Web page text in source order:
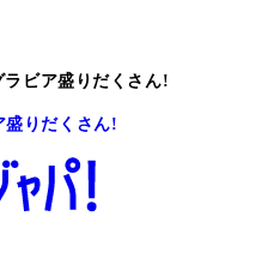
ビア盛りだくさん!
盛りだくさん!